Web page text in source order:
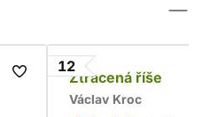
12
Ztracená říše
Václav Kroc